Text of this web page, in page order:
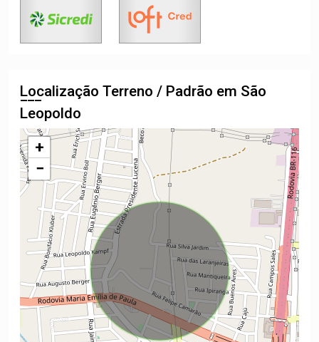
Localização Terreno / Padrão em São
Leopoldo
+
−